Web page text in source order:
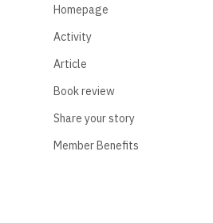
Homepage
Activity
Article
Book review
Share your story
Member Benefits